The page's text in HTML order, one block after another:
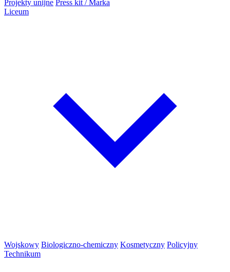
Projekty unijne Press kit / Marka
Liceum
Wojskowy Biologiczno-chemiczny Kosmetyczny Policyjny
Technikum